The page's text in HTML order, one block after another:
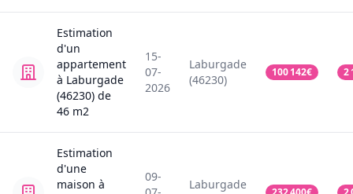
Estimation
d'un
appartement
à Laburgade
(46230) de
46 m2
15-
07-
2026
Laburgade
(46230)
100 142€ 2
Estimation
d'une
maison à
09-
Laburgade